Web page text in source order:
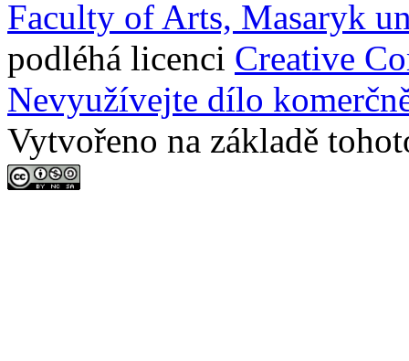
Faculty of Arts, Masaryk
podléhá licenci Creative
Nevyužívejte dílo
Vytvořeno na základě